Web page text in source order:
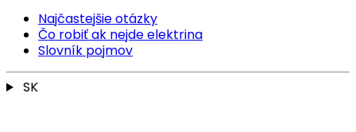
Najčastejšie otázky
Čo robiť ak nejde elektrina
Slovník pojmov
SK